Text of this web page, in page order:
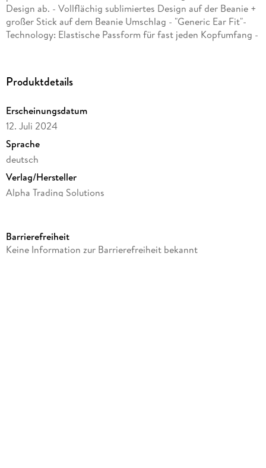
Design ab. - Vollflächig sublimiertes Design auf der Beanie +
großer Stick auf dem Beanie Umschlag - "Generic Ear Fit"-
Technology: Elastische Passform für fast jeden Kopfumfang -
Herbst, Winter - Pflegehinweise: 30° Grad Maschinenwäsche
(empfohlen Handwäsche)
Produktdetails
Erscheinungsdatum
12. Juli 2024
Sprache
deutsch
Verlag/Hersteller
Alpha Trading Solutions
Gewicht
Barrierefreiheit
Keine Information zur Barrierefreiheit bekannt